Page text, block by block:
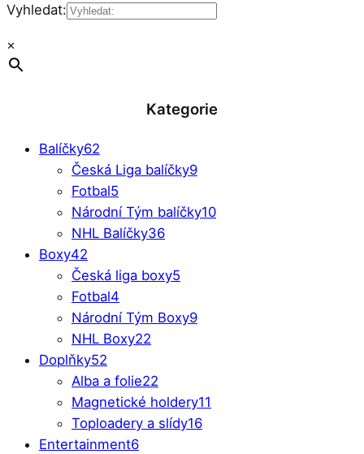
Vyhledat:
×
Kategorie
Balíčky62
Česká Liga balíčky9
Fotbal5
Národní Tým balíčky10
NHL Balíčky36
Boxy42
Česká liga boxy5
Fotbal4
Národní Tým Boxy9
NHL Boxy22
Doplňky52
Alba a folie22
Magnetické holdery11
Toploadery a slídy16
Entertainment6